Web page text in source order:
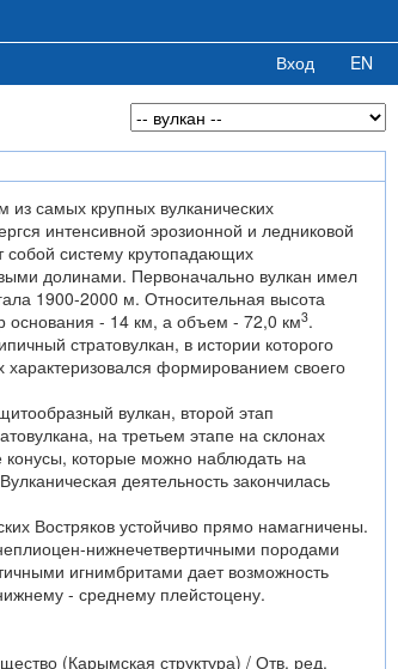
Вход EN
из самых крупных вулканических
интенсивной эрозионной и ледниковой
собой систему крутопадающих
долинами. Первоначально вулкан имел
1900-2000 м. Относительная высота
основания - 14 км, а объем - 72,0 км3.
стратовулкан, в истории которого
формированием своего
вулкан, второй этап
на третьем этапе на склонах
конусы, которые можно наблюдать на
деятельность закончилась
Востряков устойчиво прямо намагничены.
нижнечетвертичными породами
игнимбритами дает возможность
- среднему плейстоцену.
(Карымская структура) / Отв. ред.